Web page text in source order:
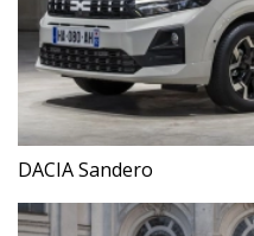
DACIA Sandero